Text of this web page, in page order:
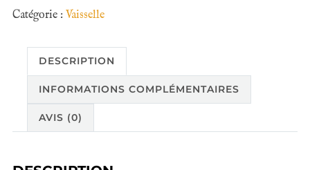
couverts
Catégorie : Vaisselle
DESCRIPTION
INFORMATIONS COMPLÉMENTAIRES
AVIS (0)